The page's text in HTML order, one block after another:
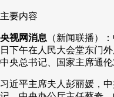
体育
VIP会员 CCTV奥林
大国智造 大国展会
主要内容
央视网消息 （新闻联播）
日下午在人民大会堂东门
中央总书记、国家主席通伦
习近平主席夫人彭丽媛，